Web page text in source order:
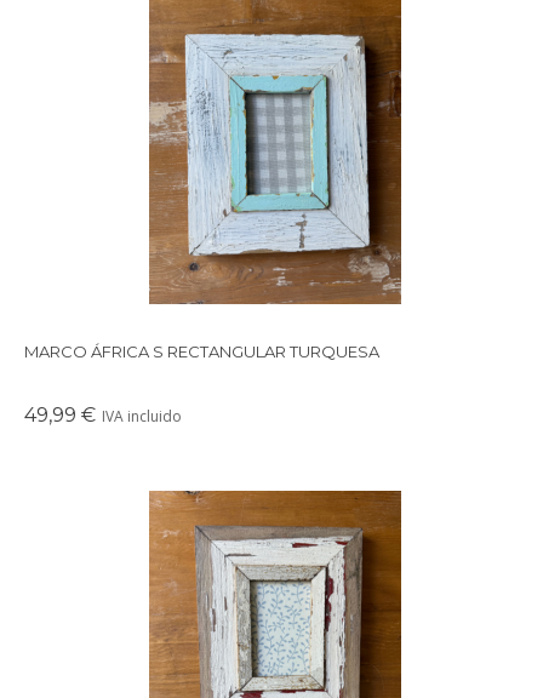
Precioso marco cuadrado para colgar o apoyar en la pared
realizado con maderas recicladas.
MARCO ÁFRICA S RECTANGULAR TURQUESA
49,99 € IVA incluido
Precioso marco cuadrado para colgar o apoyar en la pared
realizado con maderas recicladas.